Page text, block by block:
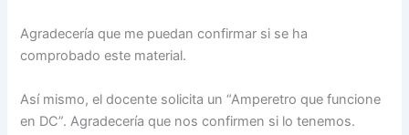
Agradecería que me puedan confirmar si se ha
comprobado este material.
Así mismo, el docente solicita un “Amperetro que funcione
en DC”. Agradecería que nos confirmen si lo tenemos.